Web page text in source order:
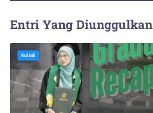
Entri Yang Diunggulkan
Kuliah